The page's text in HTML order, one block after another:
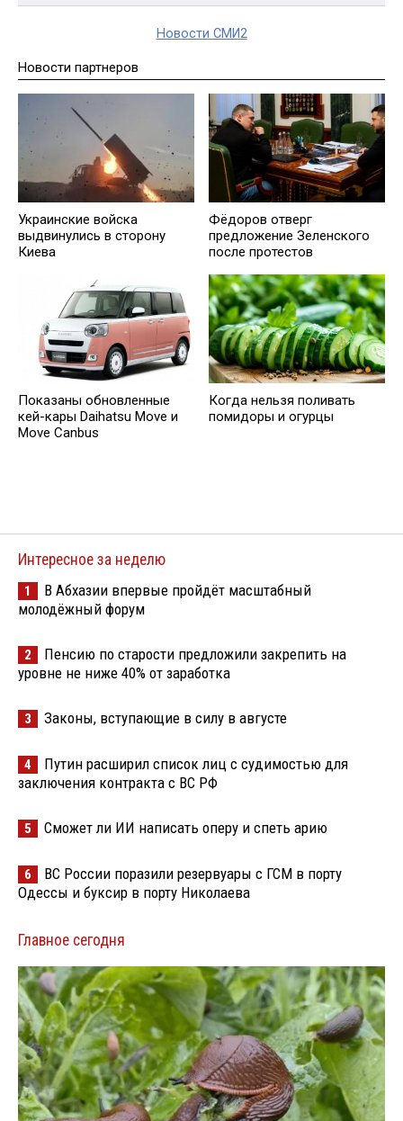
Новости СМИ2
Новости партнеров
Украинские войска
выдвинулись в сторону
Киева
Фёдоров отверг
предложение Зеленского
после протестов
Показаны обновленные
кей-кары Daihatsu Move и
Move Canbus
Когда нельзя поливать
помидоры и огурцы
Интересное за неделю
1
В Абхазии впервые пройдёт масштабный
молодёжный форум
2
Пенсию по старости предложили закрепить на
уровне не ниже 40% от заработка
3 Законы, вступающие в силу в августе
4
Путин расширил список лиц с судимостью для
заключения контракта с ВС РФ
5 Сможет ли ИИ написать оперу и спеть арию
6
ВС России поразили резервуары с ГСМ в порту
Одессы и буксир в порту Николаева
Главное сегодня